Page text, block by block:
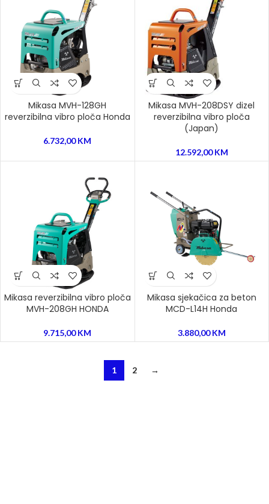
Mikasa MVH-128GH
reverzibilna vibro ploča Honda
6.732,00KM
Mikasa MVH-208DSY dizel
reverzibilna vibro ploča
(Japan)
12.592,00KM
Mikasa reverzibilna vibro ploča
MVH-208GH HONDA
9.715,00KM
Mikasa sjekačica za beton
MCD-L14H Honda
3.880,00KM
1 2 →